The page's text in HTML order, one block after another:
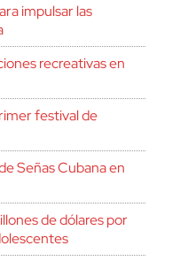
impulsar las
recreativas en
festival de
Señas Cubana en
de dólares por